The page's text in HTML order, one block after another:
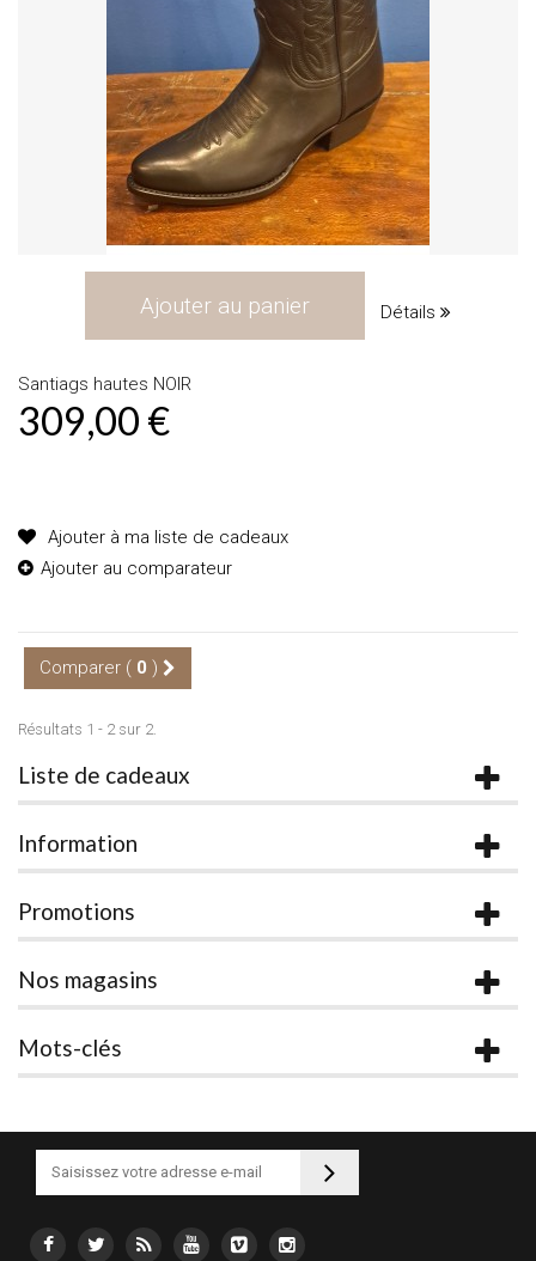
Ajouter au panier Détails
Santiags hautes NOIR
309,00 €
Ajouter à ma liste de cadeaux
Ajouter au comparateur
Comparer ( 0 )
Résultats 1 - 2 sur 2.
Liste de cadeaux
Information
Promotions
Nos magasins
Mots-clés